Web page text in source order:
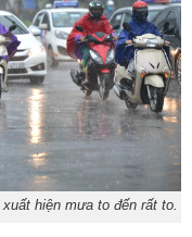
hiện mưa to đến rất to.